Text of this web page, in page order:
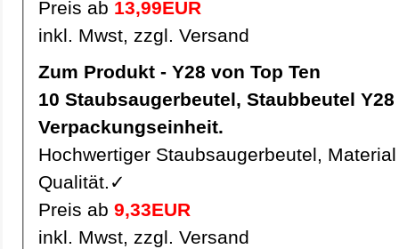
Preis ab 13,99EUR
inkl. Mwst, zzgl. Versand
Zum Produkt - Y28 von Top Ten
10 Staubsaugerbeutel, Staubbeutel Y28 pro
Verpackungseinheit.
Hochwertiger Staubsaugerbeutel,
Qualität.✓
Preis ab 9,33EUR
inkl. Mwst, zzgl. Versand